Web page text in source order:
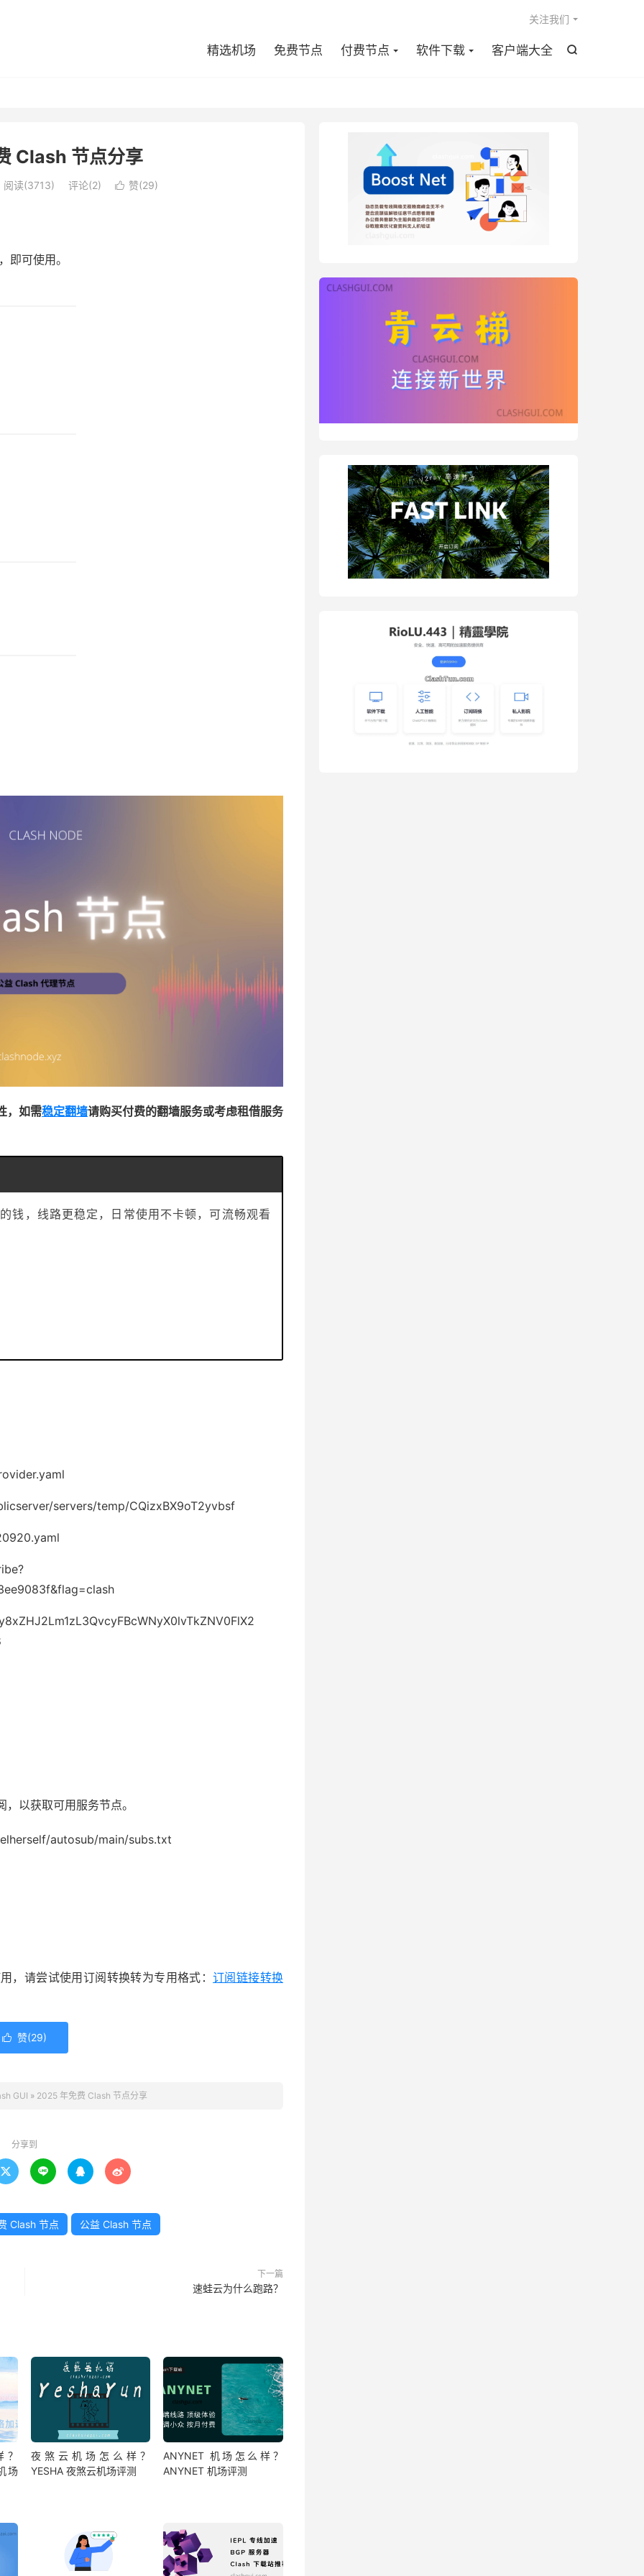

精选机场 免费节点 付费节点 软件下载 客户端大全
关注我们
Clash 节点分享
阅读(3713) 评论(2)  赞(29)
即可使用。
，如需稳定翻墙请购买付费的翻墙服务或考虑租借服务
钱，线路更稳定，日常使用不卡顿，可流畅观看
servers/temp/CQizxBX9oT2yvbsf
以获取可用服务节点。
autosub/main/subs.txt
，请尝试使用订阅转换转为专用格式：订阅链接转换
 赞(29)
GUI » 2025 年免费 Clash 节点分享
分享到
   
Clash 节点 公益 Clash 节点
下一篇
速蛙云为什么跑路？
场
夜煞云机场怎么样？
YESHA 夜煞云机场评测
ANYNET 机场怎么样？
ANYNET 机场评测